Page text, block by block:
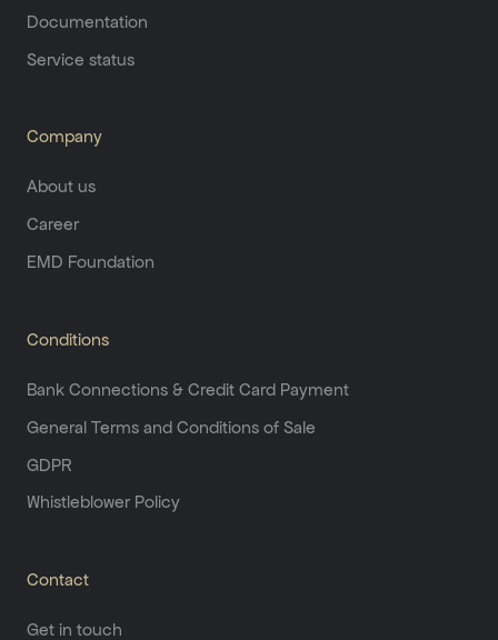
Documentation
Service status
Company
About us
Career
EMD Foundation
Conditions
Bank Connections & Credit Card Payment
General Terms and Conditions of Sale
GDPR
Whistleblower Policy
Contact
Get in touch